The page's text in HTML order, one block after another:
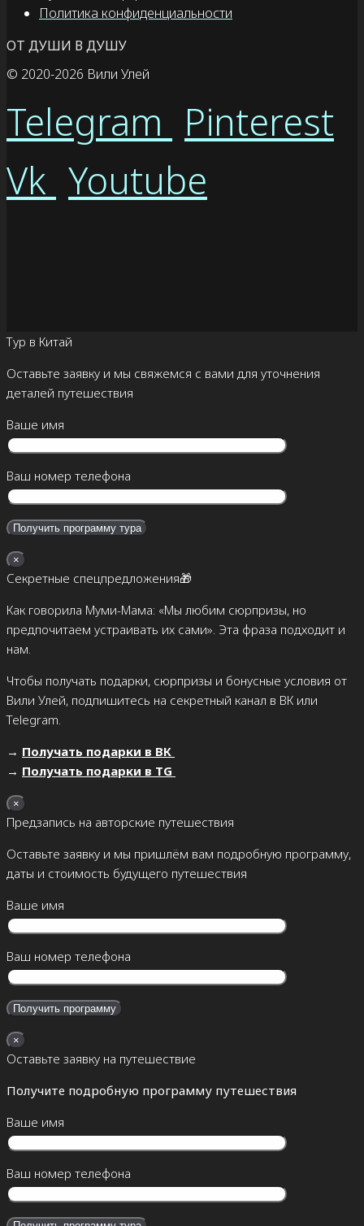
Политика конфиденциальности
ОТ ДУШИ В ДУШУ
© 2020-2026 Вили Улей
Telegram Pinterest
Vk Youtube
Тур в Китай
Оставьте заявку и мы свяжемся с вами для уточнения
деталей путешествия
Ваше имя
Ваш номер телефона
×
Секретные спецпредложения🎁
Как говорила Муми-Мама: «Мы любим сюрпризы, но
предпочитаем устраивать их сами». Эта фраза подходит и
нам.
Чтобы получать подарки, сюрпризы и бонусные условия от
Вили Улей, подпишитесь на секретный канал в ВК или
Telegram.
→ Получать подарки в ВК
→ Получать подарки в TG
×
Предзапись на авторские путешествия
Оставьте заявку и мы пришлём вам подробную программу,
даты и стоимость будущего путешествия
Ваше имя
Ваш номер телефона
×
Оставьте заявку на путешествие
Получите подробную программу путешествия
Ваше имя
Ваш номер телефона